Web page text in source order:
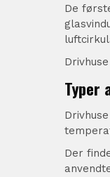
De
Typer
Der